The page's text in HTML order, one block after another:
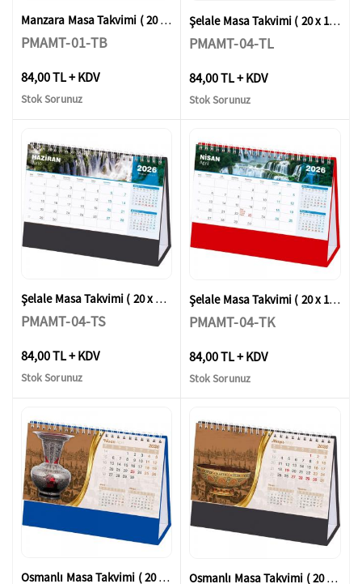
Manzara Masa Takvimi ( 20 x 14 x 7 cm )
PMAMT-01-TB
84,00 TL + KDV
Stok Sorunuz
Şelale Masa Takvimi ( 20 x 14 x 7 cm )
PMAMT-04-TL
84,00 TL + KDV
Stok Sorunuz
Şelale Masa Takvimi ( 20 x 14 x 7 cm )
PMAMT-04-TS
84,00 TL + KDV
Stok Sorunuz
Şelale Masa Takvimi ( 20 x 14 x 7 cm )
PMAMT-04-TK
84,00 TL + KDV
Stok Sorunuz
Osmanlı Masa Takvimi ( 20 x 14 x 7 cm ) Osmanlı Masa Takvimi ( 20 x 14 x 7 cm )